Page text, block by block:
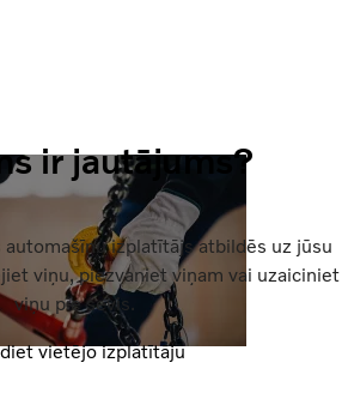
ir jautājums?
automašīnu izplatītājs atbildēs uz jūsu
viņu, piezvaniet viņam vai uzaiciniet
viņu pie sevis.
vietējo izplatītāju